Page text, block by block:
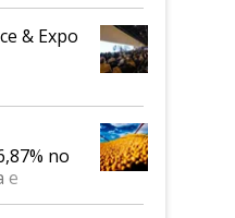
& Expo
no
e